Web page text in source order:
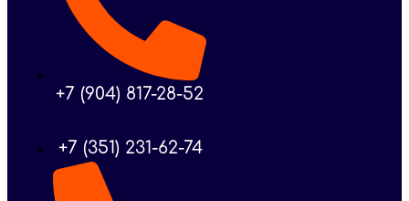
+7 (904) 817-28-52
+7 (351) 231-62-74